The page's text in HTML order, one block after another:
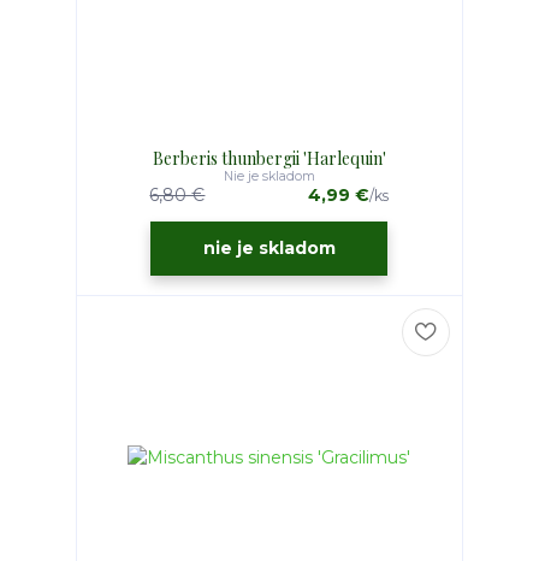
Berberis thunbergii 'Harlequin'
6,80 € 4,99 €/ks
Nie je skladom
nie je skladom